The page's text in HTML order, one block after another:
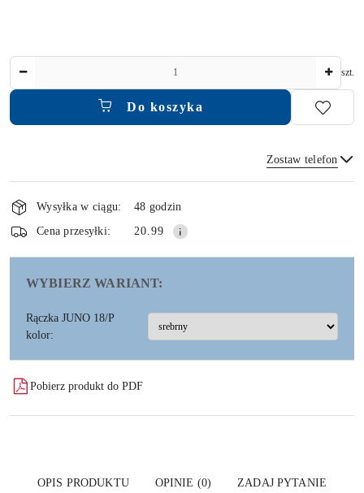
szt.
Do koszyka
Zostaw telefon
Wyślij
Dostępność
i
dostawa
Wysyłka w ciągu:
48 godzin
Cena przesyłki:
20.99
WYBIERZ WARIANT:
Rączka JUNO 18/P
kolor:
Pobierz produkt do PDF
OPIS PRODUKTU OPINIE (0) ZADAJ PYTANIE